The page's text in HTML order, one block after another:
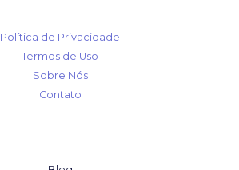
Política de Privacidade
Termos de Uso
Sobre Nós
Contato